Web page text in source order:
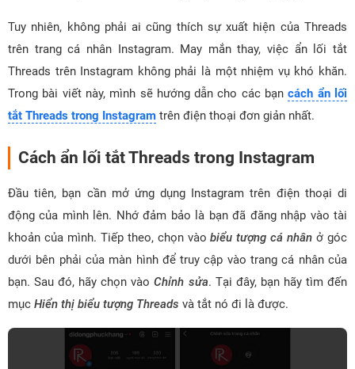
Tuy nhiên, không phải ai cũng thích sự xuất hiện của Threads
trên trang cá nhân Instagram. May mắn thay, việc ẩn lối tắt
Threads trên Instagram không phải là một nhiệm vụ khó khăn.
Trong bài viết này, mình sẽ hướng dẫn cho các bạncách ẩn lối
tắt Threads trong Instagram trên điện thoại đơn giản nhất.
Cách ẩn lối tắt Threads trong Instagram
Đầu tiên, bạn cần mở ứng dụng Instagram trên điện thoại di
động của mình lên. Nhớ đảm bảo là bạn đã đăng nhập vào tài
khoản của mình. Tiếp theo, chọn vàobiểu tượng cá nhân ở góc
dưới bên phải của màn hình để truy cập vào trang cá nhân của
bạn. Sau đó, hãy chọn vàoChỉnh sửa. Tại đây, bạn hãy tìm đến
mục Hiển thị biểu tượng Threads và tắt nó đi là được.